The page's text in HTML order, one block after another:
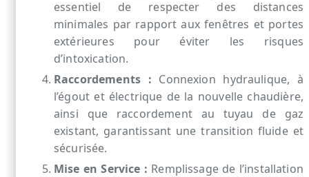
essentiel de respecter des distances
minimales par rapport aux fenêtres et portes
extérieures pour éviter les risques
d’intoxication.
Raccordements : Connexion hydraulique, à
l’égout et électrique de la nouvelle chaudière,
ainsi que raccordement au tuyau de gaz
existant, garantissant une transition fluide et
sécurisée.
Mise en Service : Remplissage de l’installation